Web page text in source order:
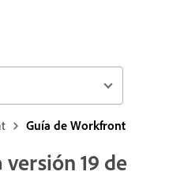
Guía de Workfront
versión 19 de